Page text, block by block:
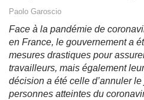
Paolo Garoscio
Face à la pandémie de
en France, le gouvernement a
mesures drastiques pour
travailleurs, mais également
décision a été celle d’annuler
personnes atteintes du